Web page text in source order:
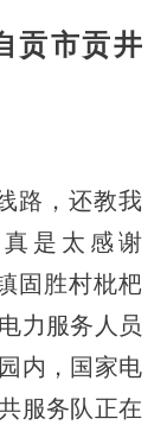
贡市贡井
路，还教我
是太感谢
固胜村枇杷
力服务人员
内，国家电
服务队正在